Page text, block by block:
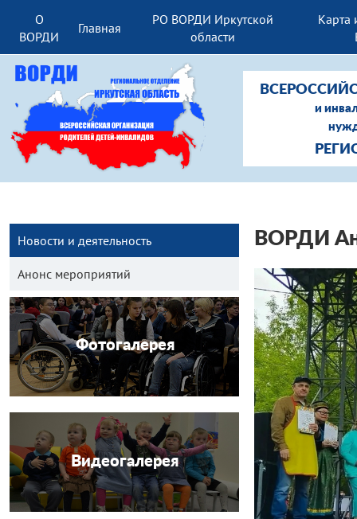
О
ВОРДИ
Главная
РО ВОРДИ Иркутской
области
Карта
и
Новости и деятельность
Анонс мероприятий
Фотогалерея
Видеогалерея
ВОРДИ